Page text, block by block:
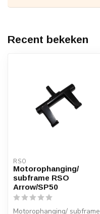
Recent bekeken
RSO
Motorophanging/
subframe RSO
Arrow/SP50
Motorophanging/ subframe